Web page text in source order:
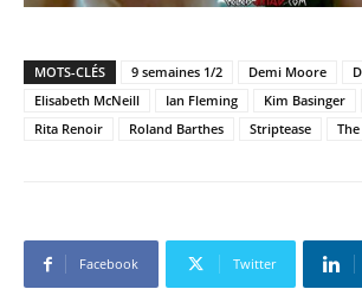
MOTS-CLÉS 9 semaines 1/2 Demi Moore
Elisabeth McNeill
Ian Fleming Kim Basinger
Rita Renoir
Roland Barthes Striptease
Facebook Twitter